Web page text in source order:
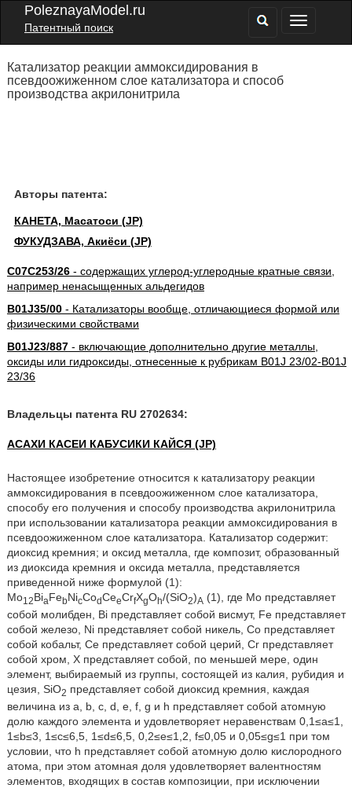
PoleznayaModel.ru
Патентный поиск
Катализатор реакции аммоксидирования в
псевдоожиженном слое катализатора и способ
производства акрилонитрила
Авторы патента:
КАНЕТА, Масатоси (JP)
ФУКУДЗАВА, Акиёси (JP)
C07C253/26- содержащих углерод-углеродные кратные связи,
например ненасыщенных альдегидов
B01J35/00- Катализаторы вообще, отличающиеся формой или
физическими свойствами
B01J23/887- включающие дополнительно другие металлы,
оксиды или гидроксиды, отнесенные к рубрикам B01J 23/02-B01J
23/36
Владельцы патента RU 2702634:
АСАХИ КАСЕИ КАБУСИКИ КАЙСЯ (JP)
Настоящее изобретение относится к катализатору реакции
аммоксидирования в псевдоожиженном слое катализатора,
способу его получения и способу производства акрилонитрила
при использовании катализатора реакции аммоксидирования в
псевдоожиженном слое катализатора. Катализатор содержит:
диоксид кремния; и оксид металла, где композит, образованный
из диоксида кремния и оксида металла, представляется
приведенной ниже формулой (1):
Mo12BiaFebNicCodCeeCrfXgOh/(SiO2)A (1), где Мо представляет
собой молибден, Bi представляет собой висмут, Fe представляет
собой железо, Ni представляет собой никель, Со представляет
собой кобальт, Се представляет собой церий, Cr представляет
собой хром, Х представляет собой, по меньшей мере, один
элемент, выбираемый из группы, состоящей из калия, рубидия и
цезия, SiO2 представляет собой диоксид кремния, каждая
величина из a, b, c, d, e, f, g и h представляет собой атомную
долю каждого элемента и удовлетворяет неравенствам 0,1≤а≤1,
1≤b≤3, 1≤c≤6,5, 1≤d≤6,5, 0,2≤e≤1,2, f≤0,05 и 0,05≤g≤1 при том
условии, что h представляет собой атомную долю кислородного
атома, при этом атомная доля удовлетворяет валентностям
элементов, входящих в состав композиции, при исключении